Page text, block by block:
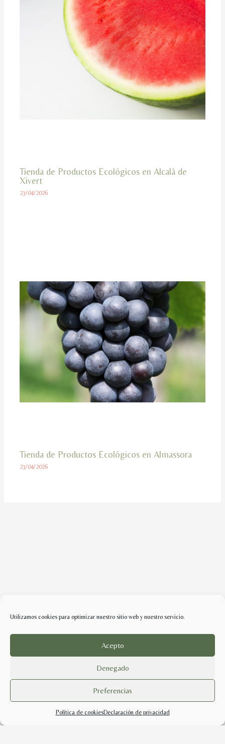
Utilizamos cookies para optimizar nuestro sitio web y nuestro servicio.
Acepto
Denegado
Preferencias
Política de cookiesDeclaración de privacidad
Tienda de Productos Ecológicos en Alcalà de
Xivert
23/04/2026
Tienda de Productos Ecológicos en Almassora
23/04/2026